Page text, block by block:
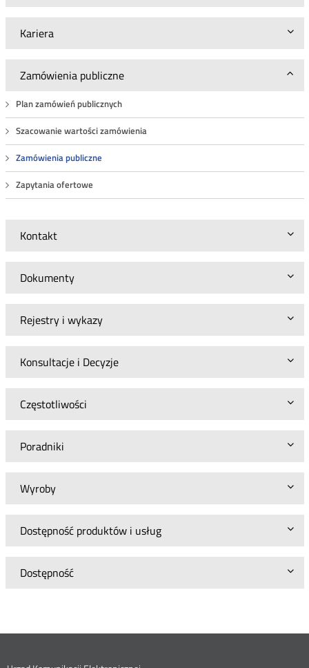
Kariera
Zamówienia publiczne
Plan zamówień publicznych
Szacowanie wartości zamówienia
Zamówienia publiczne
Zapytania ofertowe
Kontakt
Dokumenty
Rejestry i wykazy
Konsultacje i Decyzje
Częstotliwości
Poradniki
Wyroby
Dostępność produktów i usług
Dostępność